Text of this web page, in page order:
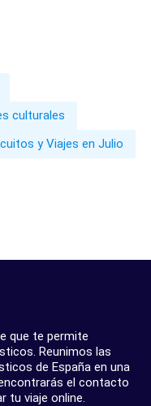
culturales
y Viajes en Julio
que te permite
Reunimos las
de España en una
el contacto
tu viaje online.